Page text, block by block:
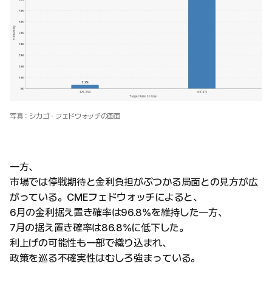
写真：シカゴ・フェドウォッチの画面
一方、
市場では停戦期待と金利負担がぶつかる局面との見方が広
がっている。CMEフェドウォッチによると、
6月の金利据え置き確率は96.8%を維持した一方、
7月の据え置き確率は86.8%に低下した。
利上げの可能性も一部で織り込まれ、
政策を巡る不確実性はむしろ強まっている。